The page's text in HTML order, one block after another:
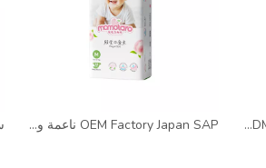
OEM Factory Japan SAP ناعمة ومريحة لمسة M Size Mize Rigable عينات مجانية OEM ODM Bamboo Brand عالية الجودة مصنعة يمكن التخلص منها حفاضات الطفل المطبوعة.